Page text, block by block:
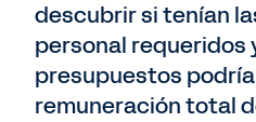
descubrir si tenían
personal requeridos
presupuestos
remuneración total